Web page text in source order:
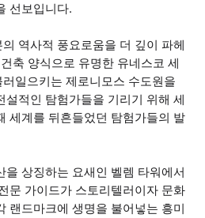
선보입니다.
역사적 풍요로움을 더 깊이 파헤
축 양식으로 유명한 유네스코 세
일으키는 제로니모스 수도원을
설적인 탐험가들을 기리기 위해 세
세계를 뒤흔들었던 탐험가들의 발
을 상징하는 요새인 벨렘 타워에서
문 가이드가 스토리텔러이자 문화
랜드마크에 생명을 불어넣는 흥미